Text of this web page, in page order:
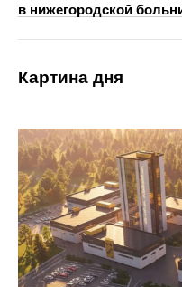
в нижегородской
Картина дня